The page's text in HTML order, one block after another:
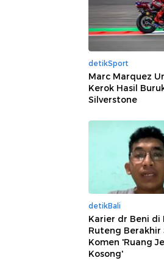
detikSport
Marc Marquez
Kerok Hasil
Silverstone
detikBali
Karier dr Beni di
Ruteng Berakhir
Komen 'Ruang
Kosong'